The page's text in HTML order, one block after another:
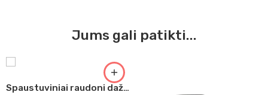
Jums gali patikti...
Spaustuviniai raudoni dažai tekstilei Essdee 150 ml